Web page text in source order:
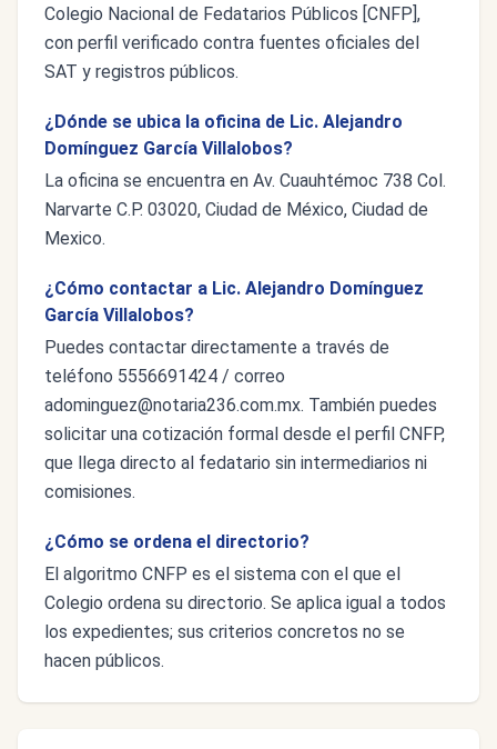
Colegio Nacional de Fedatarios Públicos [CNFP],
con perfil verificado contra fuentes oficiales del
SAT y registros públicos.
¿Dónde se ubica la oficina de Lic. Alejandro
Domínguez García Villalobos?
La oficina se encuentra en Av. Cuauhtémoc 738 Col.
Narvarte C.P. 03020, Ciudad de México, Ciudad de
Mexico.
¿Cómo contactar a Lic. Alejandro Domínguez
García Villalobos?
Puedes contactar directamente a través de
teléfono 5556691424 / correo
adominguez@notaria236.com.mx. También puedes
solicitar una cotización formal desde el perfil CNFP,
que llega directo al fedatario sin intermediarios ni
comisiones.
¿Cómo se ordena el directorio?
El algoritmo CNFP es el sistema con el que el
Colegio ordena su directorio. Se aplica igual a todos
los expedientes; sus criterios concretos no se
hacen públicos.